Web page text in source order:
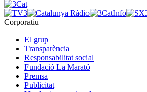
Corporatiu
El grup
Transparència
Responsabilitat social
Fundació La Marató
Premsa
Publicitat